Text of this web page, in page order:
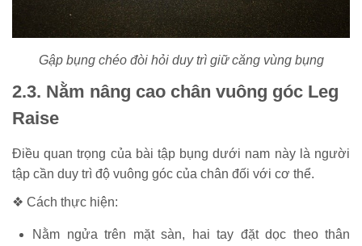
Gập bụng chéo đòi hỏi duy trì giữ căng vùng bụng
2.3. Nằm nâng cao chân vuông góc Leg
Raise
Điều quan trọng của bài tập bụng dưới nam này là người
tập cần duy trì độ vuông góc của chân đối với cơ thể.
❖ Cách thực hiện:
Nằm ngửa trên mặt sàn, hai tay đặt dọc theo thân